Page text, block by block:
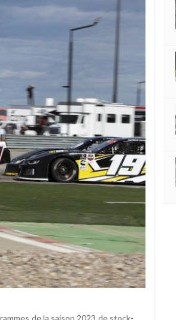
de la saison 2023 de stock-